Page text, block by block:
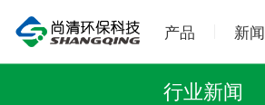
产品 新闻
行业新闻